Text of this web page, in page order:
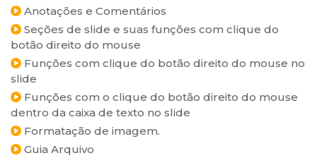
Anotações e Comentários
Seções de slide e suas funções com clique do
botão direito do mouse
Funções com clique do botão direito do mouse no
slide
Funções com o clique do botão direito do mouse
dentro da caixa de texto no slide
Formatação de imagem.
Guia Arquivo